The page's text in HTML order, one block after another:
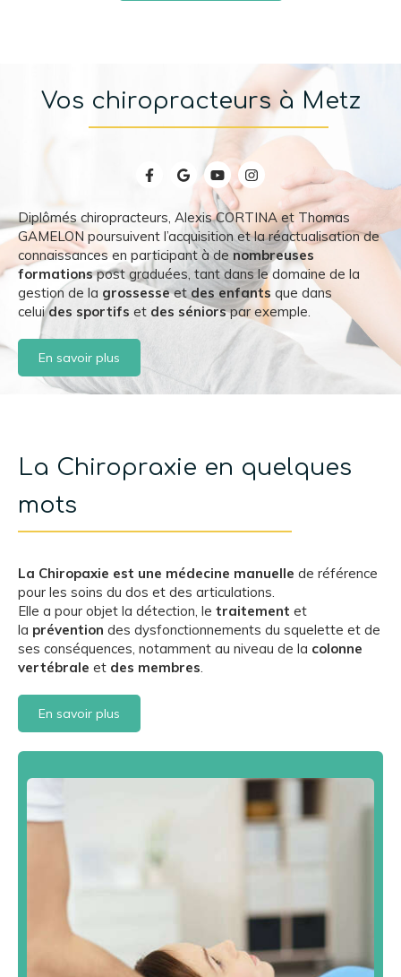
Vos chiropracteurs à Metz
Diplômés chiropracteurs, Alexis CORTINA et Thomas
GAMELON poursuivent l’acquisition et la réactualisation de
connaissances en participant à denombreuses
formationspost graduées, tant dans le domaine de la
gestion de la grossesseet des enfants que dans
celuides sportifs et des séniorspar exemple.
En savoir plus
La Chiropraxie en quelques
mots
La Chiropaxie est une médecine manuelle de référence
pour les soins du dos et des articulations.
Elle a pour objet la détection, le traitement et
la prévention des dysfonctionnements du squelette et de
ses conséquences, notamment au niveau de la colonne
vertébrale et des membres.
En savoir plus